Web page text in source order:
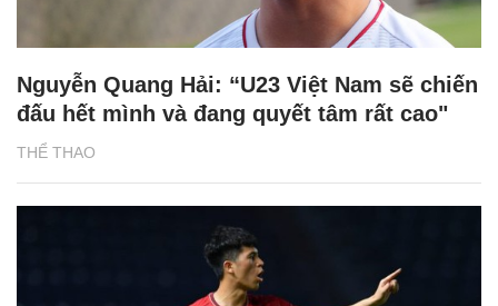
THỂ THAO
Nguyễn Quang Hải: “U23 Việt Nam sẽ chiến
đấu hết mình và đang quyết tâm rất cao"